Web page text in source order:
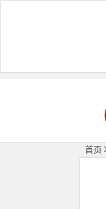
首页